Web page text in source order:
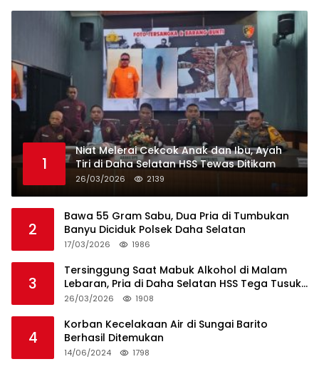
1
Niat Melerai Cekcok Anak dan Ibu, Ayah
Tiri di Daha Selatan HSS Tewas Ditikam
26/03/2026 2139
2
Bawa 55 Gram Sabu, Dua Pria di Tumbukan
Banyu Diciduk Polsek Daha Selatan
17/03/2026 1986
3
Tersinggung Saat Mabuk Alkohol di Malam
Lebaran, Pria di Daha Selatan HSS Tega Tusuk
Teman Sendiri
26/03/2026 1908
4
Korban Kecelakaan Air di Sungai Barito
Berhasil Ditemukan
14/06/2024 1798